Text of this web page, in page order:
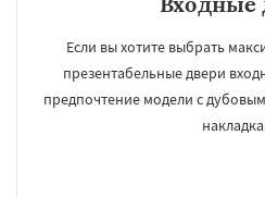
Если вы хотите выбрать
презентабельные двери
предпочтение модели с